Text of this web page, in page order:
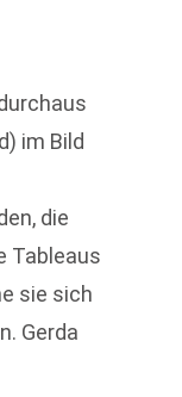
im Bild
die
Tableaus
sie sich
Gerda